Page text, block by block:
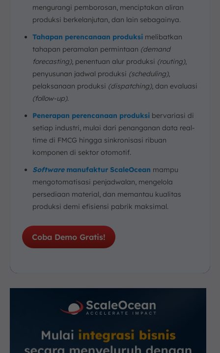
mengurangi pemborosan, menciptakan aliran
produksi berkelanjutan, dan lain sebagainya.
Tahapan perencanaan produksi melibatkan
tahapan peramalan permintaan (demand
forecasting), penentuan alur produksi (routing),
penyusunan jadwal produksi (scheduling),
pelaksanaan produksi (dispatching), dan evaluasi
(follow-up).
Penerapan perencanaan produksi bervariasi di
setiap industri, mulai dari penanganan data real-
time di FMCG hingga sinkronisasi ribuan
komponen di sektor otomotif.
Softwaremanufaktur ScaleOcean mampu
mengotomatisasi penjadwalan, mengelola
persediaan material, dan memantau kualitas
produksi demi efisiensi pabrik maksimal.
Coba Demo Gratis!